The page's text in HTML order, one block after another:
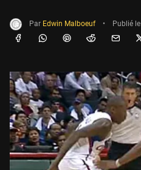
Par Edwin Malboeuf • Publié le